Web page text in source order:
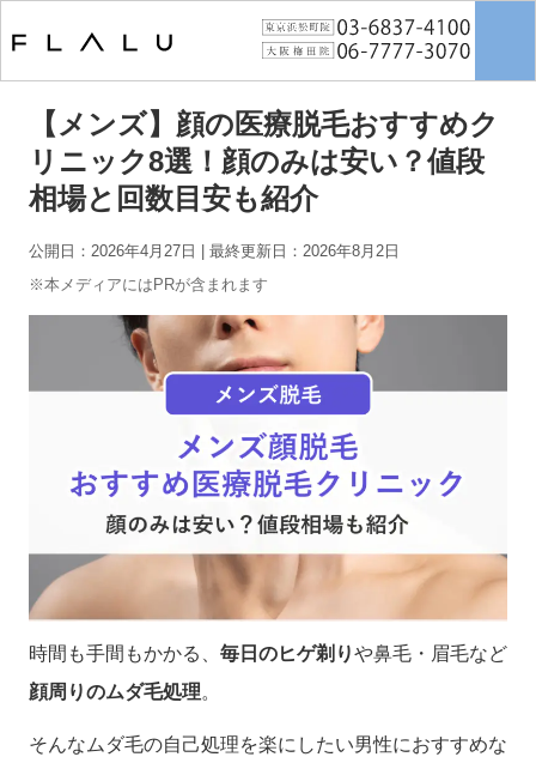
【メンズ】顔の医療脱毛おすすめクリニック8
選！顔のみは安い？値段相場と回数目安も紹介
【メンズ】顔の医療脱毛おすすめク
リニック8選！顔のみは安い？値段
相場と回数目安も紹介
公開日：2026年4月27日
| 最終更新日：2026年8月2日
※本メディアにはPRが含まれます
時間も手間もかかる、 毎日のヒゲ剃りや鼻毛・眉毛など
顔周りのムダ毛処理。
そんなムダ毛の自己処理を楽にしたい男性におすすめな